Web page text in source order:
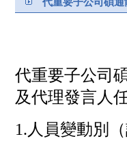
代重要子公司
及代理發言人
1.人員變動別